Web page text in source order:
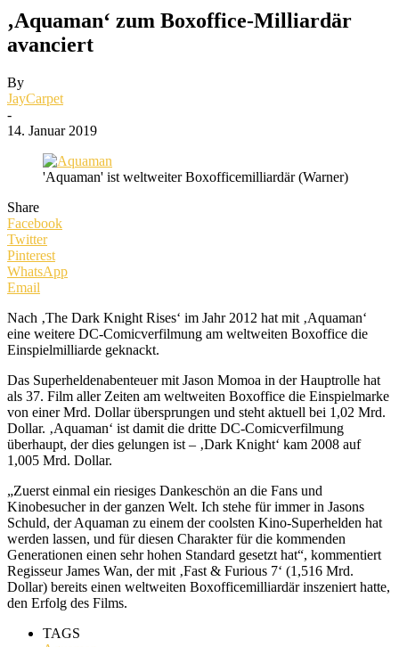
‚Aquaman‘ zum Boxoffice-Milliardär
avanciert
By
JayCarpet
-
14. Januar 2019
'Aquaman' ist weltweiter Boxofficemilliardär (Warner)
Share
Facebook
Twitter
Pinterest
WhatsApp
Email
Nach ‚The Dark Knight Rises‘ im Jahr 2012 hat mit ‚Aquaman‘
eine weitere DC-Comicverfilmung am weltweiten Boxoffice die
Einspielmilliarde geknackt.
Das Superheldenabenteuer mit Jason Momoa in der Hauptrolle hat
als 37. Film aller Zeiten am weltweiten Boxoffice die Einspielmarke
von einer Mrd. Dollar übersprungen und steht aktuell bei 1,02 Mrd.
Dollar. ‚Aquaman‘ ist damit die dritte DC-Comicverfilmung
überhaupt, der dies gelungen ist – ‚Dark Knight‘ kam 2008 auf
1,005 Mrd. Dollar.
„Zuerst einmal ein riesiges Dankeschön an die Fans und
Kinobesucher in der ganzen Welt. Ich stehe für immer in Jasons
Schuld, der Aquaman zu einem der coolsten Kino-Superhelden hat
werden lassen, und für diesen Charakter für die kommenden
Generationen einen sehr hohen Standard gesetzt hat“, kommentiert
Regisseur James Wan, der mit ‚Fast & Furious 7‘ (1,516 Mrd.
Dollar) bereits einen weltweiten Boxofficemilliardär inszeniert hatte,
den Erfolg des Films.
TAGS